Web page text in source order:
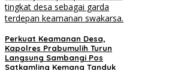
Perkuat Keamanan Desa,
Kapolres Prabumulih Turun
Langsung Sambangi Pos
Satkamling Kemang Tanduk